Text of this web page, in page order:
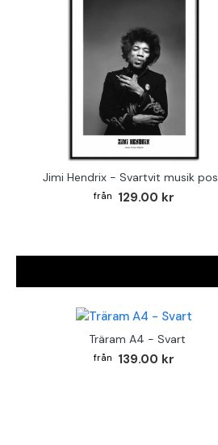
129.00 kr
Träram A4 - Svart
139.00 kr